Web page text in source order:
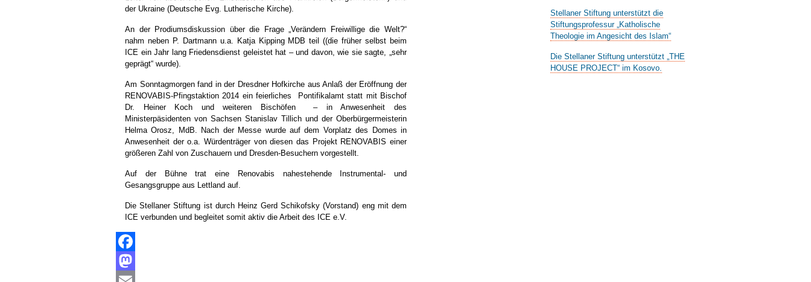
der Ukraine (Deutsche Evg. Lutherische Kirche).
An der Prodiumsdiskussion über die Frage „Verändern Freiwillige die Welt?“
nahm neben P. Dartmann u.a. Katja Kipping MDB teil ((die früher selbst beim
ICE ein Jahr lang Friedensdienst geleistet hat – und davon, wie sie sagte, „sehr
geprägt“ wurde).
Am Sonntagmorgen fand in der Dresdner Hofkirche aus Anlaß der Eröffnung der
RENOVABIS-Pfingstaktion 2014 ein feierliches Pontifikalamt statt mit Bischof
Dr. Heiner Koch und weiteren Bischöfen – in Anwesenheit des
Ministerpäsidenten von Sachsen Stanislav Tillich und der Oberbürgermeisterin
Helma Orosz, MdB. Nach der Messe wurde auf dem Vorplatz des Domes in
Anwesenheit der o.a. Würdenträger von diesen das Projekt RENOVABIS einer
größeren Zahl von Zuschauern und Dresden-Besuchern vorgestellt.
Auf der Bühne trat eine Renovabis nahestehende Instrumental- und
Gesangsgruppe aus Lettland auf.
Die Stellaner Stiftung ist durch Heinz Gerd Schikofsky (Vorstand) eng mit dem
ICE verbunden und begleitet somit aktiv die Arbeit des ICE e.V.
Facebook
Mastodon
Stellaner Stiftung unterstützt die
Stiftungsprofessur „Katholische
Theologie im Angesicht des Islam“
Die Stellaner Stiftung unterstützt „THE
HOUSE PROJECT“ im Kosovo.